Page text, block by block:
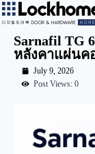
Sarnafil TG
หลังคาแผ่นค
July 9, 2026
Post Views: 0